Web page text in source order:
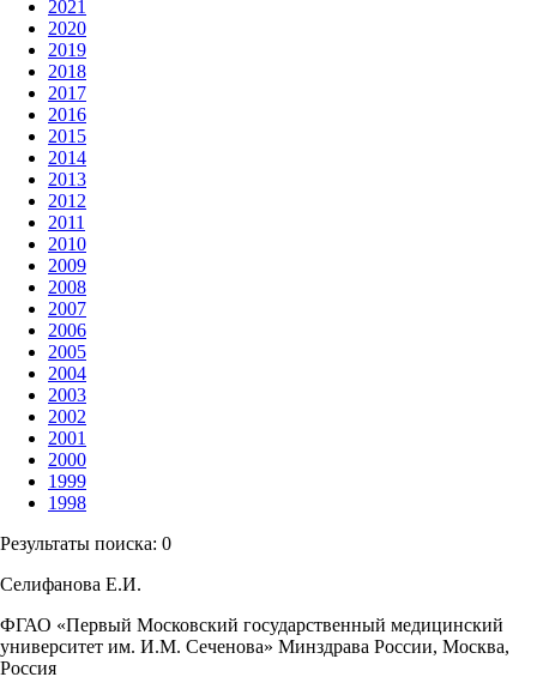
2021
2020
2019
2018
2017
2016
2015
2014
2013
2012
2011
2010
2009
2008
2007
2006
2005
2004
2003
2002
2001
2000
1999
1998
Результаты поиска: 0
Селифанова Е.И.
ФГАО «Первый Московский государственный медицинский
университет им. И.М. Сеченова» Минздрава России, Москва,
Россия